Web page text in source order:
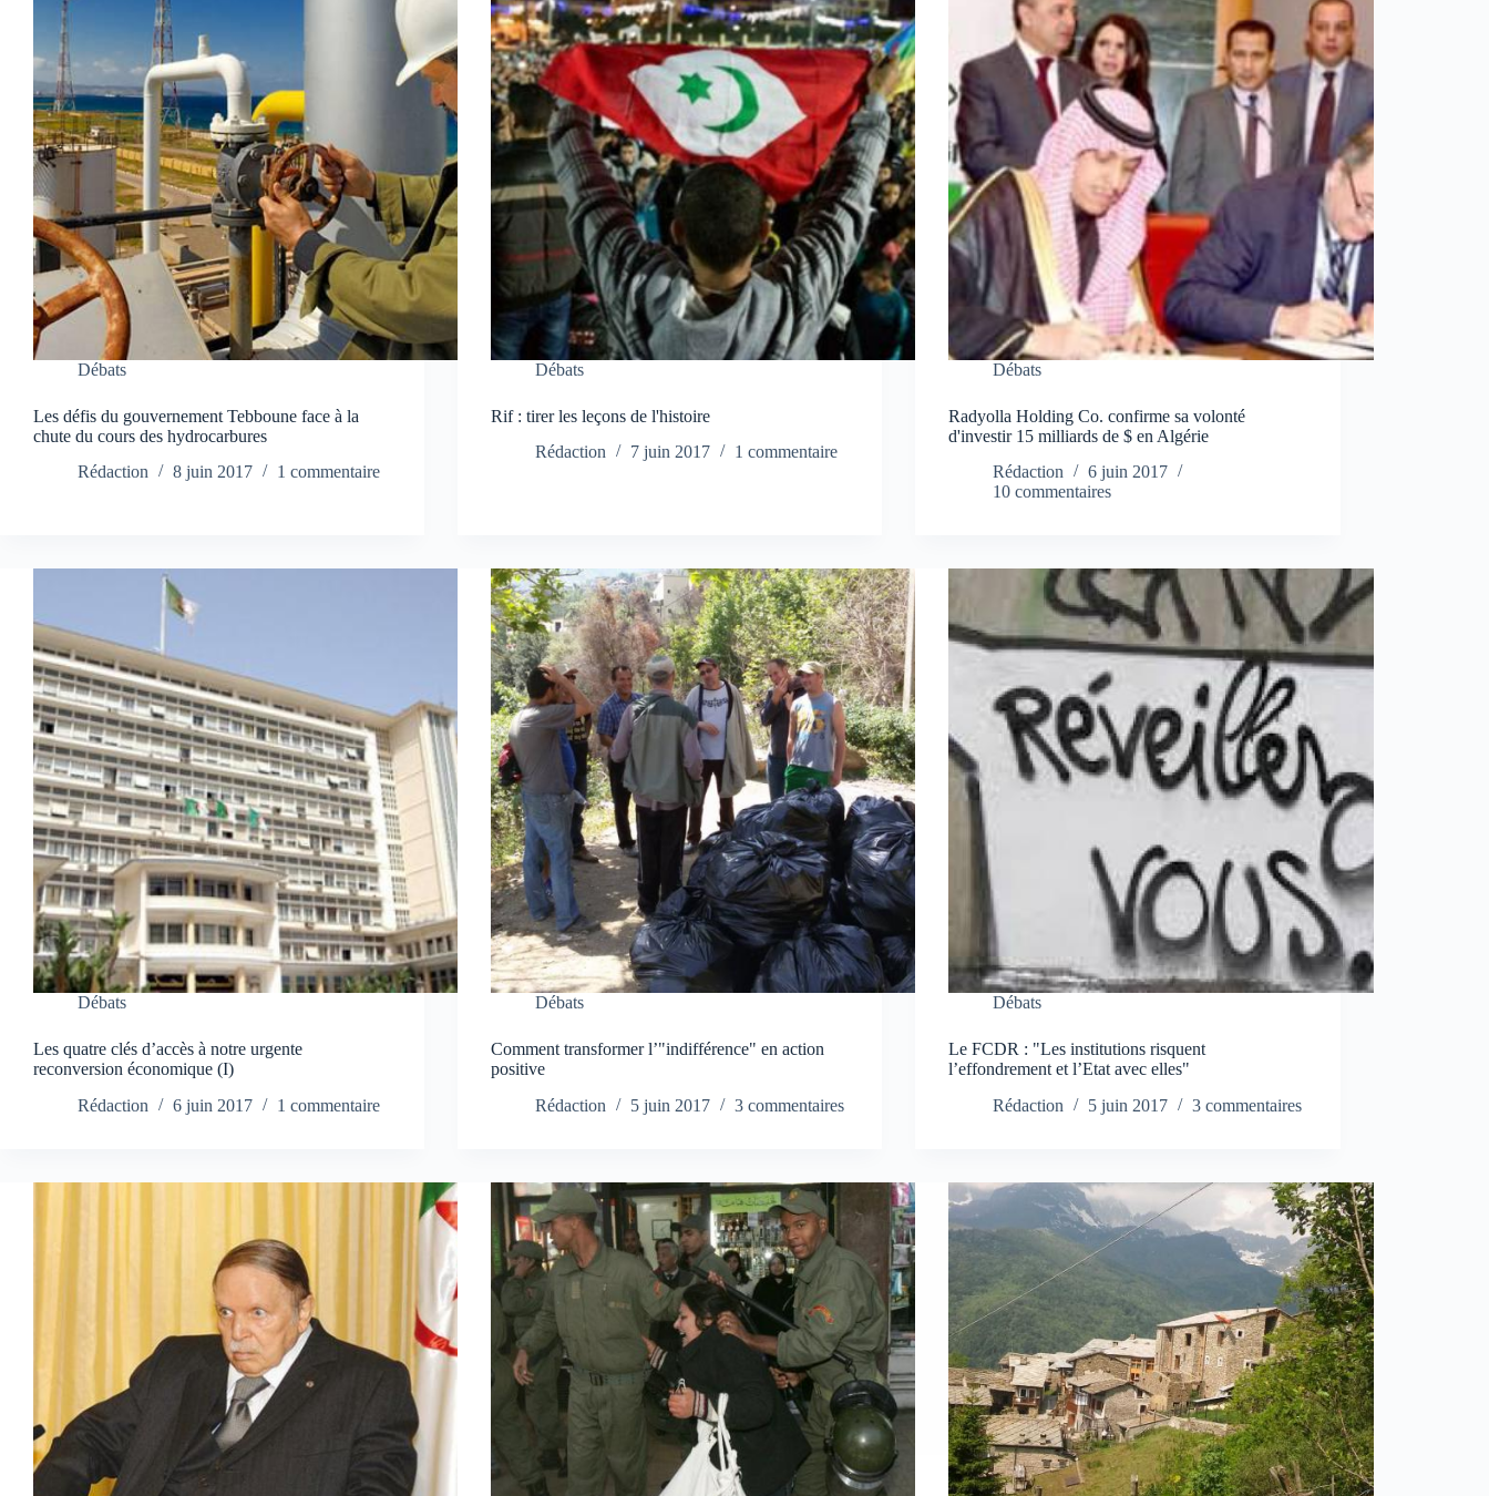
Débats
Les défis du gouvernement Tebboune face à la
chute du cours des hydrocarbures
Rédaction
8 juin 2017 1 commentaire
Débats
Rif : tirer les leçons de l'histoire
Rédaction
7 juin 2017 1 commentaire
Débats
Radyolla Holding Co. confirme sa volonté
d'investir 15 milliards de $ en Algérie
Rédaction
6 juin 2017
10 commentaires
Débats
Les quatre clés d’accès à notre urgente
reconversion économique (I)
Rédaction
6 juin 2017 1 commentaire
Débats
Comment transformer l’"indifférence" en action
positive
Rédaction
5 juin 2017 3 commentaires
Débats
Le FCDR : "Les institutions risquent
l’effondrement et l’Etat avec elles"
Rédaction
5 juin 2017 3 commentaires